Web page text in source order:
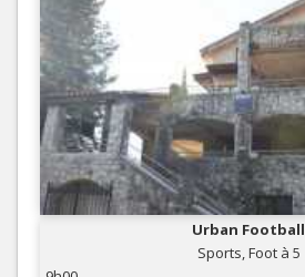
Urban Football
Sports, Foot à 5